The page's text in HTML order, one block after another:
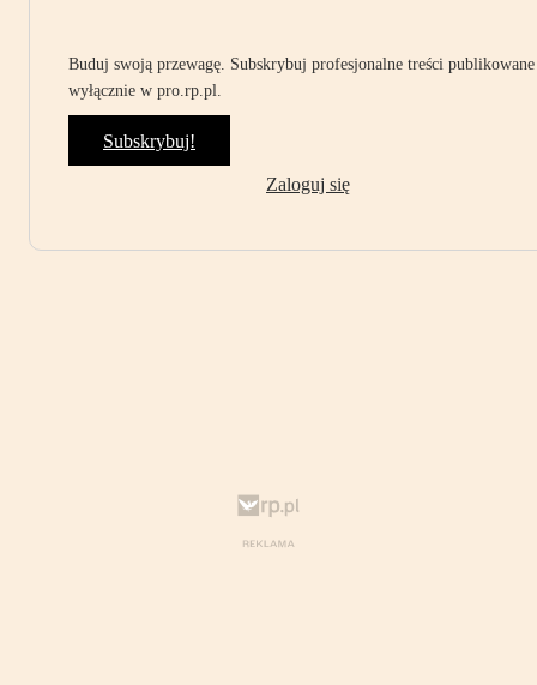
Buduj swoją przewagę. Subskrybuj profesjonalne treści publikowane
wyłącznie w pro.rp.pl.
Subskrybuj!
Zaloguj się